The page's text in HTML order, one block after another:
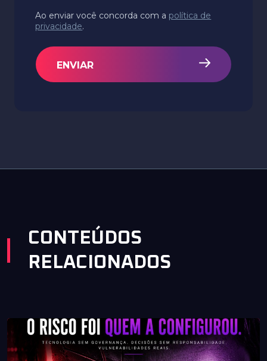
Ao enviar você concorda com a política de
privacidade.
ENVIAR
CONTEÚDOS
RELACIONADOS